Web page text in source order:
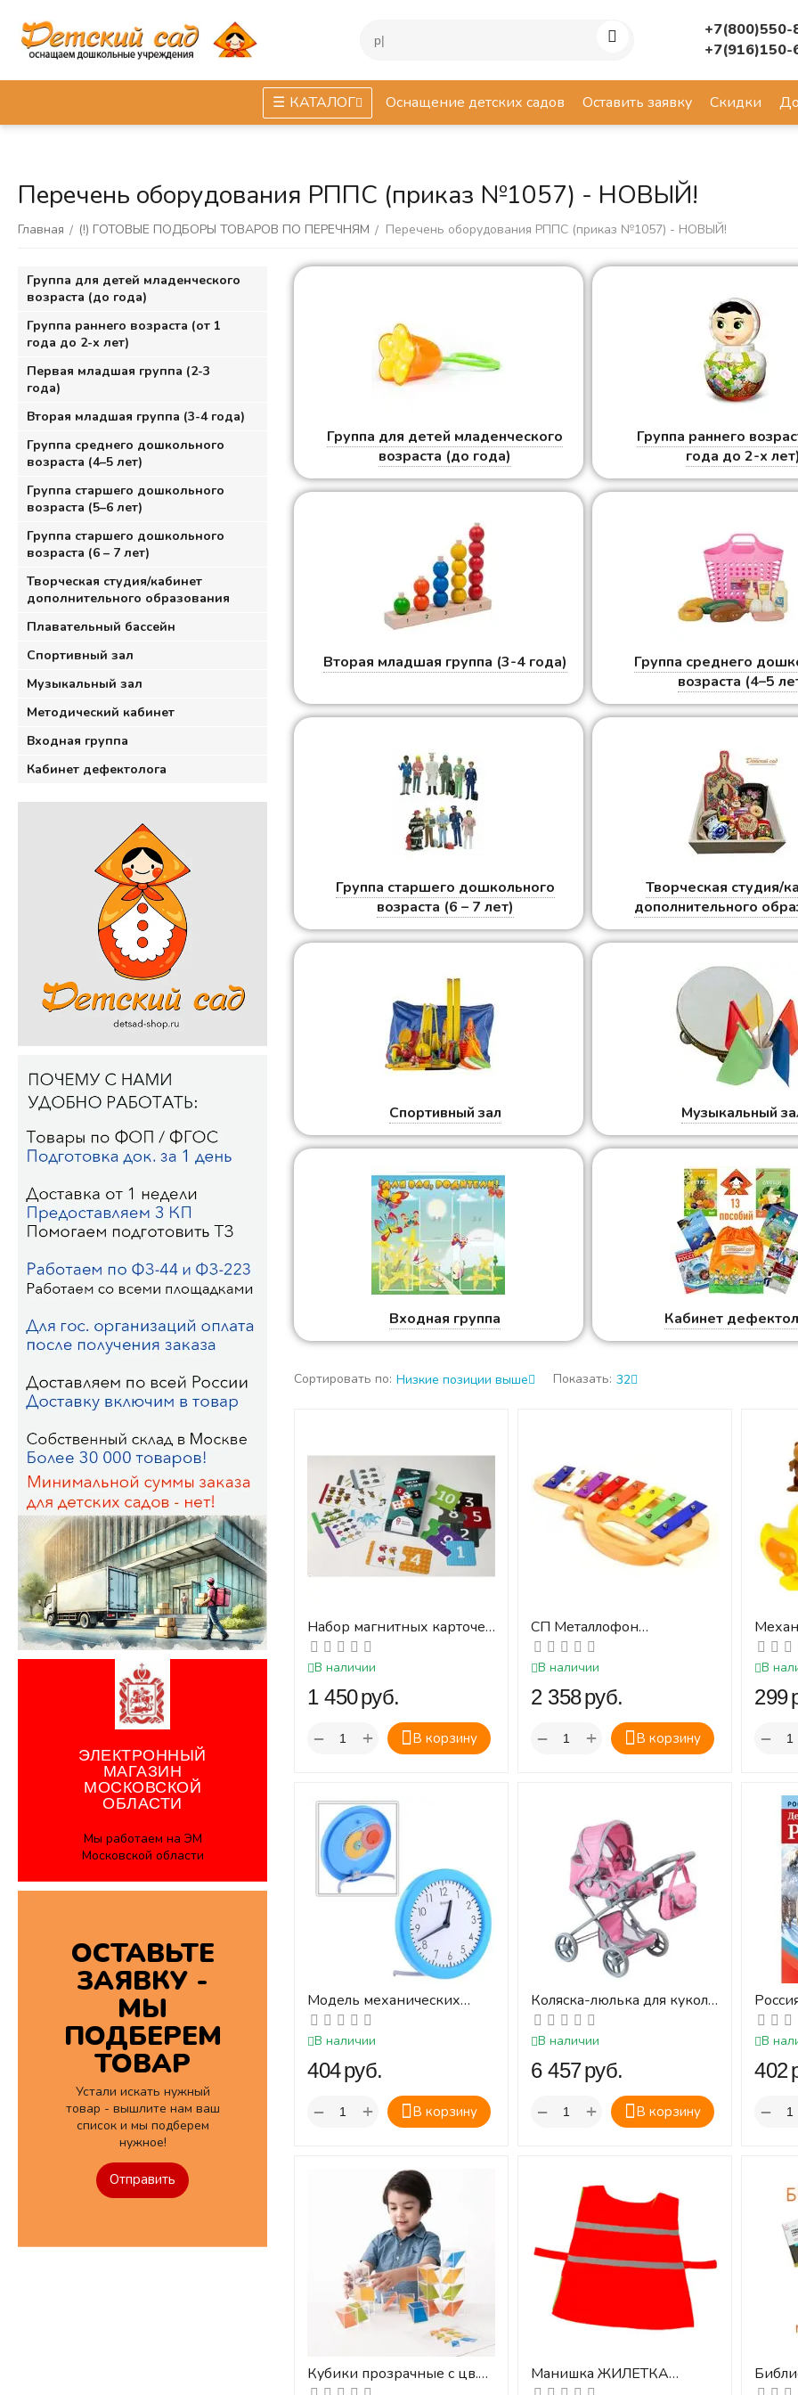
КАТАЛОГ Оснащение детских садов Оставить заявку Скидки
Перечень оборудования РППС (приказ №1057) - НОВЫЙ!
Главная / (!) ГОТОВЫЕ ПОДБОРЫ ТОВАРОВ ПО ПЕРЕЧНЯМ / Перечень оборудования РППС (приказ №1057) - НОВЫЙ!
Группа для детей младенческого
возраста (до года)
Группа раннего
года до 2-х
Вторая младшая группа (3-4 года)
Группа среднего
возраста (4–5
Группа старшего дошкольного
возраста (6 – 7 лет)
Творческая студия/
дополнительного
Спортивный зал Музыкальный
Входная группа Кабинет
Сортировать по: Низкие позиции выше Показать: 32
Набор магнитных карточек
"Состав числа от 1 до 10"
В наличии
‍1 450‍руб.
В корзину
+
−
СП Металлофон
диатонический
В наличии
‍2 358‍руб.
В корзину
+
−
В
‍299‍
−
Модель механических
часов-2
В наличии
‍404‍руб.
В корзину
+
−
Коляска-люлька для кукол
(цвет в асс.)
В наличии
‍6 457‍руб.
В корзину
+
−
В
‍402‍
−
Кубики прозрачные с цв.
диагональю, 16 эл. (Наборы
Манишка ЖИЛЕТКА
ИГРОВАЯ (красная)
Группа для детей младенческого
возраста (до года)
Группа раннего возраста (от 1
года до 2-х лет)
Первая младшая группа (2-3
года)
Вторая младшая группа (3-4 года)
Группа среднего дошкольного
возраста (4–5 лет)
Группа старшего дошкольного
возраста (5–6 лет)
Группа старшего дошкольного
возраста (6 – 7 лет)
Творческая студия/кабинет
дополнительного образования
Плавательный бассейн
Спортивный зал
Музыкальный зал
Методический кабинет
Входная группа
Кабинет дефектолога
ЭЛЕКТРОННЫЙ
МАГАЗИН
МОСКОВСКОЙ
ОБЛАСТИ
Мы работаем на ЭМ
Московской области
ОСТАВЬТЕ
ЗАЯВКУ -
МЫ
ПОДБЕРЕМ
ТОВАР
Устали искать нужный
товар - вышлите нам ваш
список и мы подберем
нужное!
Отправить